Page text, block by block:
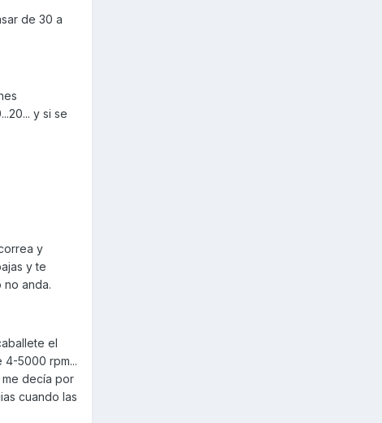
de 30 a
y si se
y
y te
no anda.
el
4-5000 rpm...
decía por
cuando las